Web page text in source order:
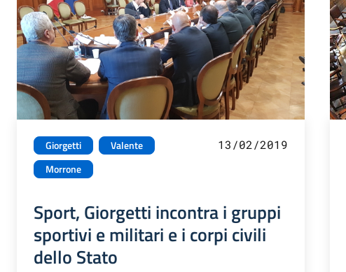
Giorgetti
Valente
Morrone
13/02/2019
Sport, Giorgetti incontra i gruppi
sportivi e militari e i corpi civili
dello Stato